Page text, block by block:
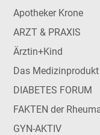
Apotheker Krone
ARZT & PRAXIS
Ärztin+Kind
Das Medizinprodukt
DIABETES FORUM
FAKTEN der
GYN-AKTIV